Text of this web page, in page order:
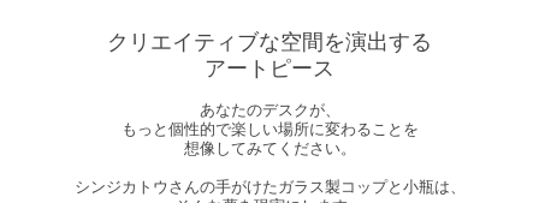
クリエイティブな空間を演出する
アートピース
あなたのデスクが、
もっと個性的で楽しい場所に変わることを
想像してみてください。
シンジカトウさんの手がけたガラス製コップと小瓶は、